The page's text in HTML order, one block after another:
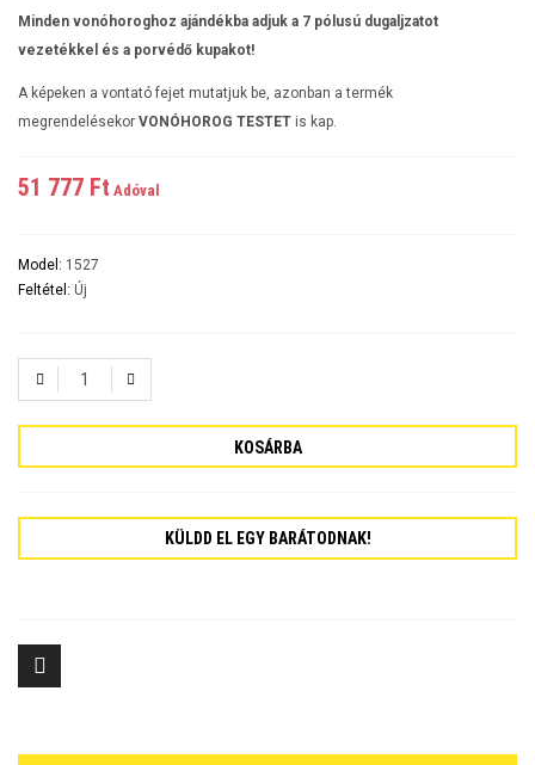
Minden vonóhoroghoz ajándékba adjuk a 7 pólusú dugaljzatot
vezetékkel és a porvédő kupakot!
A képeken a vontató fejet mutatjuk be, azonban a termék
megrendelésekor VONÓHOROG TESTET is kap.
51 777 Ft‎ Adóval
Model: 1527
Feltétel: Új
KOSÁRBA
KÜLDD EL EGY BARÁTODNAK!